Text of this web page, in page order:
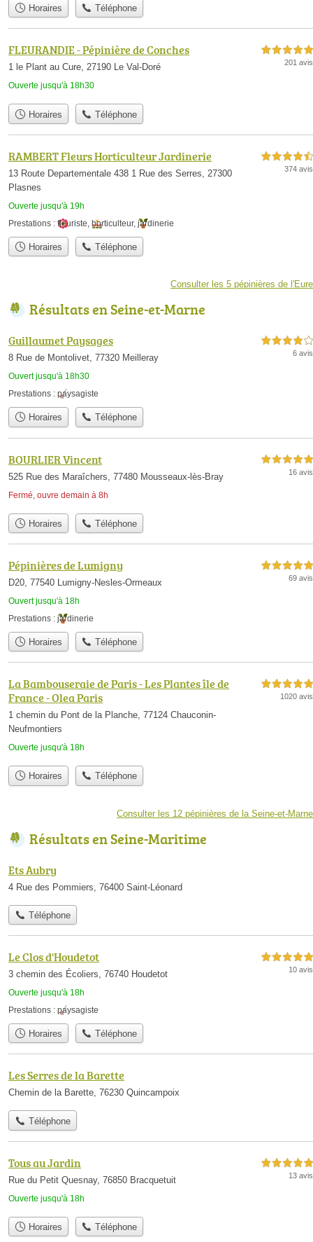
Horaires Téléphone
FLEURANDIE - Pépinière de Conches
1 le Plant au Cure, 27190 Le Val-Doré
Ouverte jusqu'à 18h30
5,0 étoiles sur 5
201 avis
Horaires Téléphone
RAMBERT Fleurs Horticulteur Jardinerie
13 Route Departementale 438 1 Rue des Serres, 27300
Plasnes
Ouverte jusqu'à 19h
4,5 étoiles sur 5
374 avis
Prestations : fleuriste horticulteur, jardinerie
Horaires Téléphone
Consulter les 5 pépinières de l'Eure
Résultats en Seine-et-Marne
Guillaumet Paysages
8 Rue de Montolivet, 77320 Meilleray
Ouvert jusqu'à 18h30
4,0 étoiles sur 5
6 avis
Prestations : paysagiste
Horaires Téléphone
BOURLIER Vincent
525 Rue des Maraîchers, 77480 Mousseaux-lès-Bray
Fermé, ouvre demain à 8h
5,0 étoiles sur 5
16 avis
Horaires Téléphone
Pépinières de Lumigny
D20, 77540 Lumigny-Nesles-Ormeaux
Ouvert jusqu'à 18h
5,0 étoiles sur 5
69 avis
Prestations : jardinerie
Horaires Téléphone
La Bambouseraie de Paris - Les Plantes île de
France - Olea Paris
1 chemin du Pont de la Planche, 77124 Chauconin-
Neufmontiers
Ouverte jusqu'à 18h
5,0 étoiles sur 5
1020 avis
Horaires Téléphone
Consulter les 12 pépinières de la Seine-et-Marne
Résultats en Seine-Maritime
Ets Aubry
4 Rue des Pommiers, 76400 Saint-Léonard
Téléphone
Le Clos d'Houdetot
3 chemin des Écoliers, 76740 Houdetot
Ouverte jusqu'à 18h
5,0 étoiles sur 5
10 avis
Prestations : paysagiste
Horaires Téléphone
Les Serres de la Barette
Chemin de la Barette, 76230 Quincampoix
Téléphone
Tous au Jardin
Rue du Petit Quesnay, 76850 Bracquetuit
Ouverte jusqu'à 18h
5,0 étoiles sur 5
13 avis
Horaires Téléphone